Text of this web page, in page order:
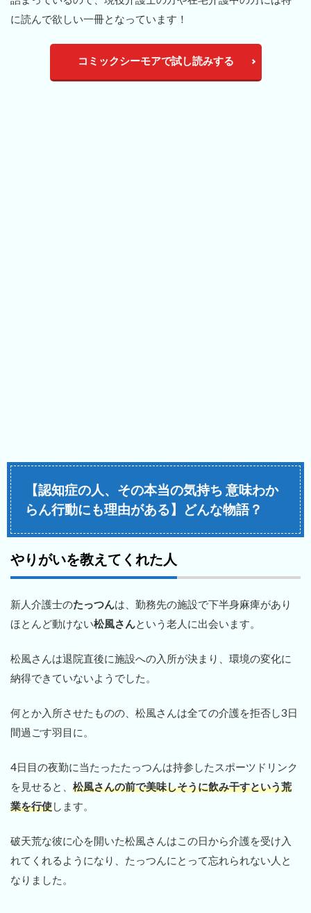
に読んで欲しい一冊となっています！
コミックシーモアで試し読みする
【認知症の人、その本当の気持ち 意味わか
らん行動にも理由がある】どんな物語？
やりがいを教えてくれた人
新人介護士のたっつんは、勤務先の施設で下半身麻痺があり
ほとんど動けない松風さんという老人に出会います。
松風さんは退院直後に施設への入所が決まり、環境の変化に
納得できていないようでした。
何とか入所させたものの、松風さんは全ての介護を拒否し3日
間過ごす羽目に。
4日目の夜勤に当たったたっつんは持参したスポーツドリンク
を見せると、 松風さんの前で美味しそうに飲み干すという荒
業を行使します。
破天荒な彼に心を開いた松風さんはこの日から介護を受け入
れてくれるようになり、たっつんにとって忘れられない人と
なりました。